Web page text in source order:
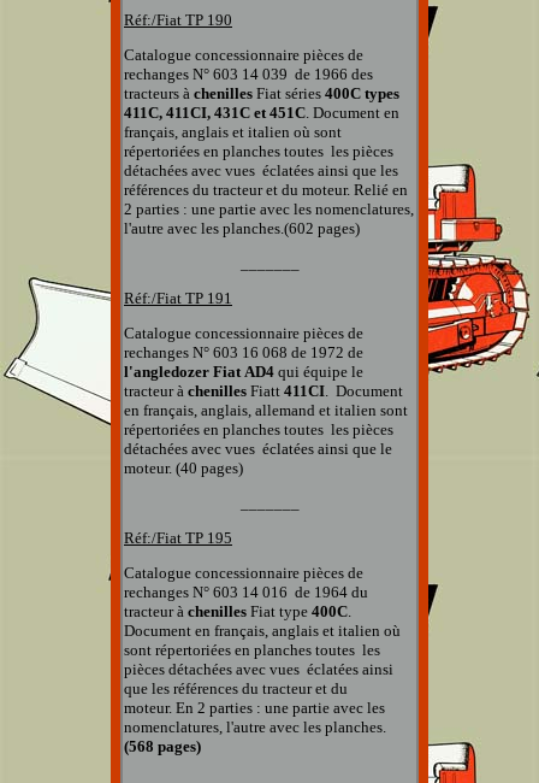
Réf:/Fiat TP 190
Catalogue concessionnaire pièces de
rechanges N° 603 14 039 de 1966 des
tracteurs à chenilles Fiat séries 400C types
411C, 411CI, 431C et 451C. Document en
français, anglais et italien où sont
répertoriées en planches toutes les pièces
détachées avec vues éclatées ainsi que les
références du tracteur et du moteur. Relié en
2 parties : une partie avec les nomenclatures,
l'autre avec les planches.(602 pages)
Réf:/Fiat TP 191
Catalogue concessionnaire pièces de
rechanges N° 603 16 068 de 1972 de
l'angledozer Fiat AD4 qui équipe le
tracteur à chenilles Fiatt 411CI. Document
en français, anglais, allemand et italien sont
répertoriées en planches toutes les pièces
détachées avec vues éclatées ainsi que le
moteur. (40 pages)
Réf:/Fiat TP 195
Catalogue concessionnaire pièces de
rechanges N° 603 14 016 de 1964 du
tracteur à chenilles Fiat type 400C.
Document en français, anglais et italien où
sont répertoriées en planches toutes les
pièces détachées avec vues éclatées ainsi
que les références du tracteur et du
moteur. En 2 parties : une partie avec les
nomenclatures, l'autre avec les planches.
(568 pages)